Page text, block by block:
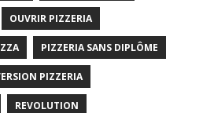
OUVRIR PIZZERIA
PIZZERIA SANS DIPLÔME
PIZZERIA
REVOLUTION